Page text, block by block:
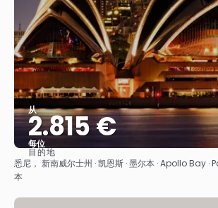
从
2.815 €
每位
看到
目的地
悉尼， 新南威尔士州 · 凯恩斯 · 墨尔本 · Apollo Bay ·
本